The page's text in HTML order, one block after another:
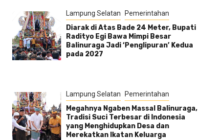
Lampung Selatan Pemerintahan
Diarak di Atas Bade 24 Meter, Bupati
Radityo Egi Bawa Mimpi Besar
Balinuraga Jadi ‘Penglipuran’ Kedua
pada 2027
Lampung Selatan Pemerintahan
Megahnya Ngaben Massal Balinuraga,
Tradisi Suci Terbesar di Indonesia
yang Menghidupkan Desa dan
Merekatkan Ikatan Keluarga